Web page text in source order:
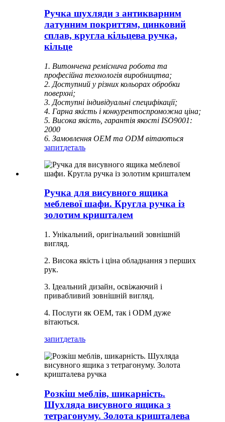
Ручка шухляди з антикварним
латунним покриттям, цинковий
сплав, кругла кільцева ручка,
кільце
1. Витончена реміснича робота та
професійна технологія виробництва;
2. Доступний у різних кольорах обробки
поверхні;
3. Доступні індивідуальні специфікації;
4. Гарна якість і конкурентоспроможна ціна;
5. Висока якість, гарантія якості ISO9001:
2000
6. Замовлення OEM та ODM вітаються
запитдеталь
Ручка для висувного ящика
меблевої шафи. Кругла ручка із
золотим кришталем
1. Унікальний, оригінальний зовнішній
вигляд.
2. Висока якість і ціна обладнання з перших
рук.
3. Ідеальний дизайн, освіжаючий і
привабливий зовнішній вигляд.
4. Послуги як OEM, так і ODM дуже
вітаються.
запитдеталь
Розкіш меблів, шикарність.
Шухляда висувного ящика з
тетрагонуму. Золота кришталева